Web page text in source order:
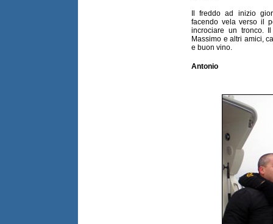
Il freddo ad inizio
facendo vela verso il
incrociare un tronco.
Massimo e altri amici,
e buon vino.
Antonio